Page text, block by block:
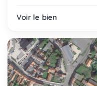
Voir le bien